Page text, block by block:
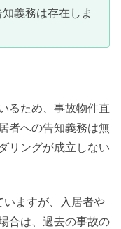
義務は存在しま
るため、事故物件直
者への告知義務は無
リングが成立しない
ますが、入居者や
合は、過去の事故の